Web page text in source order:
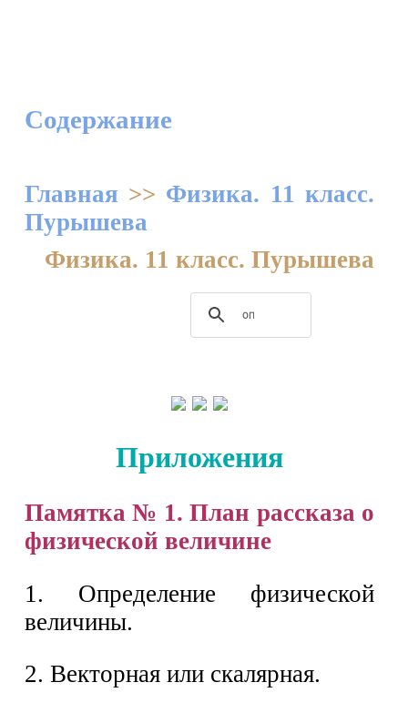
Содержание
Главная >> Физика. 11 класс.
Пурышева
Физика. 11 класс. Пурышева
Приложения
Памятка № 1. План рассказа о
физической величине
1. Определение физической
величины.
2. Векторная или скалярная.